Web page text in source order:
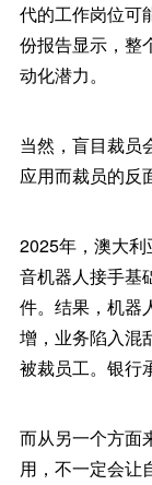
代的工作岗位可
份报告显示，整
动化潜力。
当然，盲目裁员
应用而裁员的反
2025年，澳大
音机器人接手基
件。结果，机器
增，业务陷入混
被裁员工。银行
而从另一个方面
用，不一定会让